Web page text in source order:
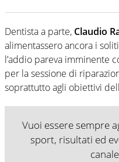
Dentista a parte, Claudio
alimentassero ancora i
l’addio pareva imminente
per la sessione di
soprattutto agli obiettivi
Vuoi essere sempre
sport, risultati ed
canale